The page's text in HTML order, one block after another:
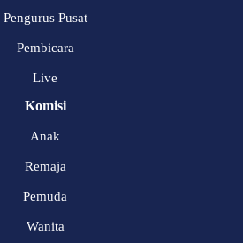
Pengurus Pusat
Pembicara
Live
Komisi
Anak
Remaja
Pemuda
Wanita